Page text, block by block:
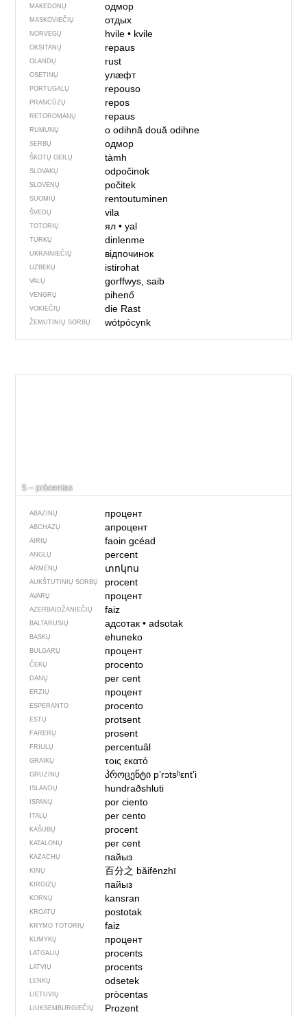
MAKEDONŲ одмор
MASKOVIEČIŲ отдых
NORVEGŲ hvile• kvile
OKSITANŲ repaus
OLANDŲ rust
OSETINŲ улӕфт
PORTUGALŲ repouso
PRANCŪZŲ repos
RETOROMANŲ repaus
RUMUNŲ o odihnădouă odihne
SERBŲ одмор
ŠKOTŲ GEILŲ tàmh
SLOVAKŲ odpočinok
SLOVĖNŲ počitek
SUOMIŲ rentoutuminen
ŠVEDŲ vila
TOTORIŲ ял• yal
TURKŲ dinlenme
UKRAINIEČIŲ відпочинок
UZBEKŲ istirohat
VALŲ gorffwys, saib
VENGRŲ pihenő
VOKIEČIŲ die Rast
ŽEMUTINIŲ SORBŲ wótpócynk
5 – pròcentas
ABAZINŲ процент
ABCHAZŲ апроцент
AIRIŲ faoin gcéad
ANGLŲ percent
ARMĖNŲ տոկոս
AUKŠTUTINIŲ SORBŲ procent
AVARŲ процент
AZERBAIDŽANIEČIŲ faiz
BALTARUSIŲ адсотак• adsotak
BASKŲ ehuneko
BULGARŲ процент
ČEKŲ procento
DANŲ per cent
ERZIŲ процент
ESPERANTO procento
ESTŲ protsent
FARERŲ prosent
FRIULŲ percentuâl
GRAIKŲ τοις εκατό
GRUZINŲ პროცენტი pʼrɔtsʰɛntʼi
ISLANDŲ hundraðshluti
ISPANŲ por ciento
ITALŲ per cento
KAŠUBŲ procent
KATALONŲ per cent
KAZACHŲ пайыз
KINŲ 百分之 bǎifēnzhī
KIRGIZŲ пайыз
KORNŲ kansran
KROATŲ postotak
KRYMO TOTORIŲ faiz
KUMYKŲ процент
LATGALIŲ procents
LATVIŲ procents
LENKŲ odsetek
LIETUVIŲ pròcentas
LIUKSEMBURGIEČIŲ
Prozent